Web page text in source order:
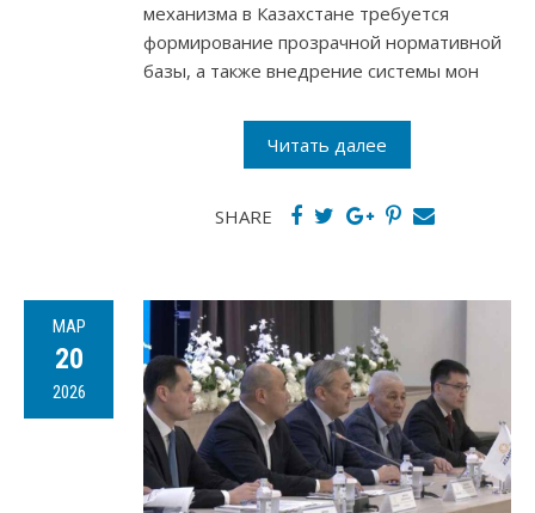
механизма в Казахстане требуется
формирование прозрачной нормативной
базы, а также внедрение системы мон
Читать далее
SHARE
МАР
20
2026